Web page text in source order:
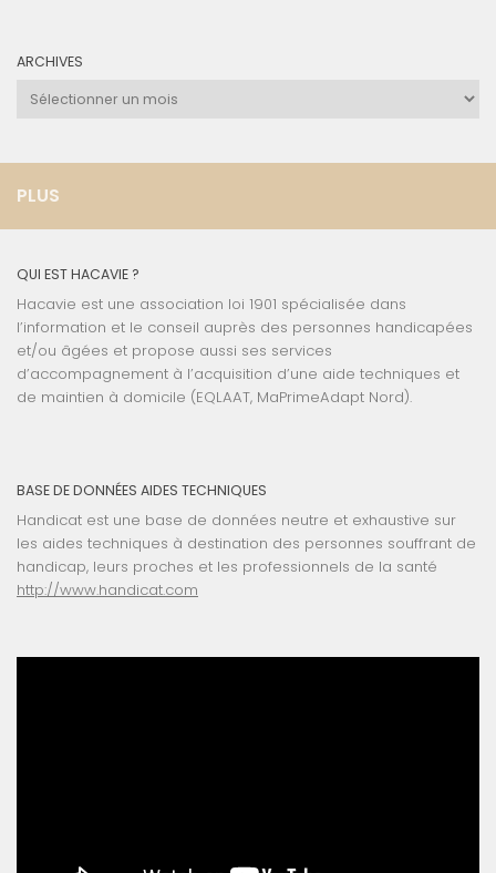
ARCHIVES
Archives
PLUS
QUI EST HACAVIE ?
Hacavie est une association loi 1901 spécialisée dans
l’information et le conseil auprès des personnes handicapées
et/ou âgées et propose aussi ses services
d’accompagnement à l’acquisition d’une aide techniques et
de maintien à domicile (EQLAAT, MaPrimeAdapt Nord).
BASE DE DONNÉES AIDES TECHNIQUES
Handicat est une base de données neutre et exhaustive sur
les aides techniques à destination des personnes souffrant de
handicap, leurs proches et les professionnels de la santé
http://www.handicat.com